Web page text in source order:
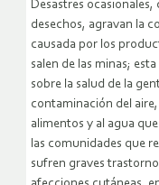
Desastres
desechos, agravan la
causada por los
salen de las minas;
sobre la salud de la
contaminación del
alimentos y al agua
las comunidades que
sufren graves